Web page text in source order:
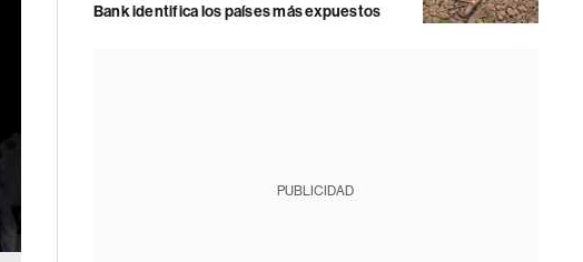
Bank identifica los países más expuestos
PUBLICIDAD